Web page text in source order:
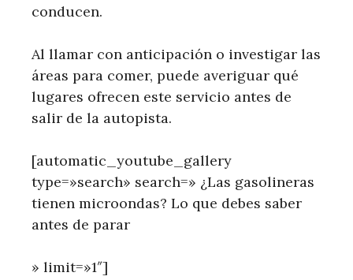
conducen.
Al llamar con anticipación o investigar las
áreas para comer, puede averiguar qué
lugares ofrecen este servicio antes de
salir de la autopista.
[automatic_youtube_gallery
type=»search» search=» ¿Las gasolineras
tienen microondas? Lo que debes saber
antes de parar
» limit=»1″]